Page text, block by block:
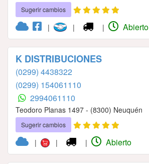
Sugerir cambios
| | | Abierto
K DISTRIBUCIONES
(0299) 4438322
(0299) 154061110
2994061110
Teodoro Planas 1497 - (8300) Neuquén
Sugerir cambios
| | | Abierto